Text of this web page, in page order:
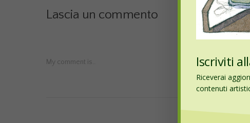
Lascia un commento
My comment is.. Iscriviti
Riceverai
contenuti